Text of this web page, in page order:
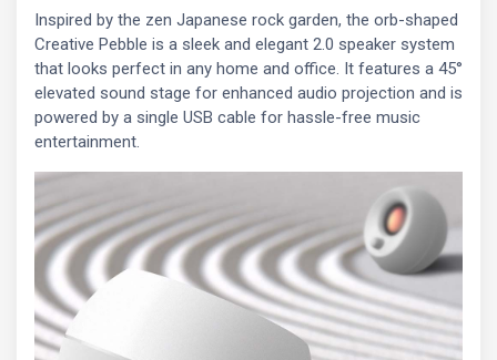
Inspired by the zen Japanese rock garden, the orb-shaped
Creative Pebble is a sleek and elegant 2.0 speaker system
that looks perfect in any home and office. It features a 45°
elevated sound stage for enhanced audio projection and is
powered by a single USB cable for hassle-free music
entertainment.